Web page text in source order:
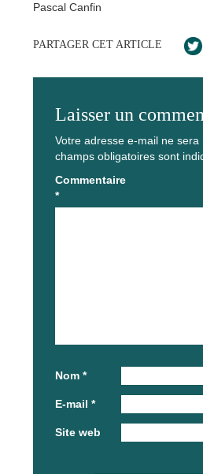
Pascal Canfin
PARTAGER CET ARTICLE
Laisser un
Votre adresse e-mail ne sera
champs obligatoires sont
Commentaire
*
Nom *
E-mail *
Site web